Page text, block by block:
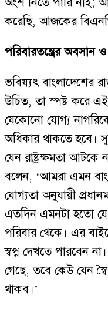
করেছি, আজকের
পরিবারতন্ত্রের অবসান ও
ভবিষ্যৎ বাংলাদেশের
উচিত, তা স্পষ্ট করে
যেকোনো যোগ্য
অধিকার থাকতে হবে।
যেন রাষ্ট্রক্ষমতা আটকে
বলেন, ‘আমরা এমন
যোগ্যতা অনুযায়ী
এতদিন এমনটা হতো যে,
পরিবার থেকে। এর
স্বপ্ন দেখতে পারবেন
গেছে, তবে কেউ যেন
থাকব।’